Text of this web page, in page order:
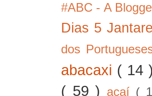
#ABC - A
Dias 5
dos
abacaxi ( 14 )
( 59 ) açaí (